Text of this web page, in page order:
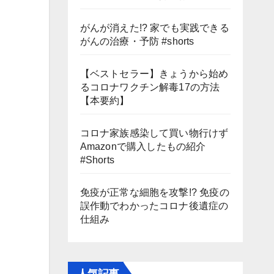
がんが消えた!? 家でも実践できる
がんの治療・予防 #shorts
【ベストセラー】きょうから始め
るコロナワクチン解毒17の方法
【本要約】
コロナ家族感染して買い物行けず
Amazonで購入したもの紹介
#Shorts
免疫が正常な細胞を攻撃!? 免疫の
誤作動でわかったコロナ後遺症の
仕組み